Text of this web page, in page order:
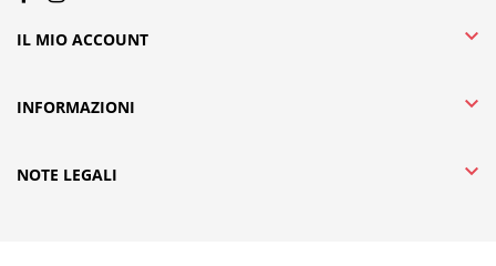
IL MIO ACCOUNT 
INFORMAZIONI 
NOTE LEGALI 